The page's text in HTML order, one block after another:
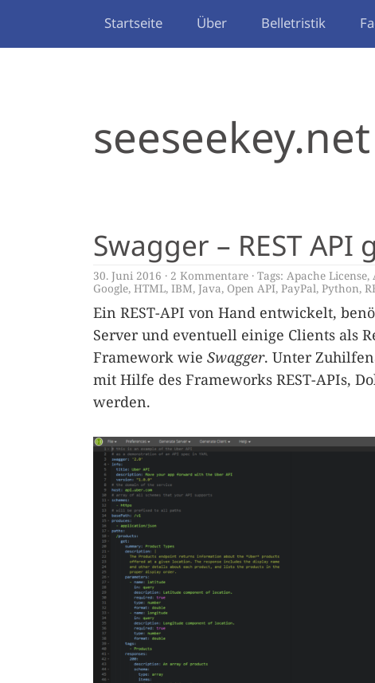
Startseite Über Belletristik
seeseekey.net
Swagger – REST
30. Juni 2016 2 Kommentare Tags: Apache License,
Google, HTML, IBM, Java, Open API, PayPal, Python,
Ein REST-API von Hand entwickelt,
Server und eventuell einige Clients als
Framework wie Swagger. Unter
mit Hilfe des Frameworks REST-APIs,
werden.